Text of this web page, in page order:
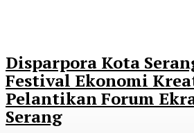
Disparpora Kota
Festival Ekonomi
Pelantikan Forum
Serang